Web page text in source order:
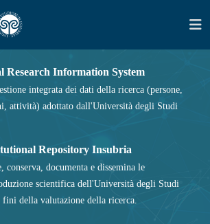
Information System
integrata dei dati della ricerca (persone,
attività) adottato dall'Università degli Studi
Repository Insubria
conserva, documenta e dissemina le
scientifica dell'Università degli Studi
fini della valutazione della ricerca.